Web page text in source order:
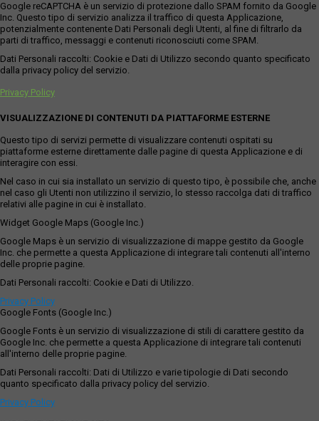
Google reCAPTCHA è un servizio di protezione dallo SPAM fornito da Google
Inc. Questo tipo di servizio analizza il traffico di questa Applicazione,
potenzialmente contenente Dati Personali degli Utenti, al fine di filtrarlo da
parti di traffico, messaggi e contenuti riconosciuti come SPAM.
Dati Personali raccolti: Cookie e Dati di Utilizzo secondo quanto specificato
dalla privacy policy del servizio.
Privacy Policy
VISUALIZZAZIONE DI CONTENUTI DA PIATTAFORME ESTERNE
Questo tipo di servizi permette di visualizzare contenuti ospitati su
piattaforme esterne direttamente dalle pagine di questa Applicazione e di
interagire con essi.
Nel caso in cui sia installato un servizio di questo tipo, è possibile che, anche
nel caso gli Utenti non utilizzino il servizio, lo stesso raccolga dati di traffico
relativi alle pagine in cui è installato.
Widget Google Maps (Google Inc.)
Google Maps è un servizio di visualizzazione di mappe gestito da Google
Inc. che permette a questa Applicazione di integrare tali contenuti all'interno
delle proprie pagine.
Dati Personali raccolti: Cookie e Dati di Utilizzo.
Privacy Policy
Google Fonts (Google Inc.)
Google Fonts è un servizio di visualizzazione di stili di carattere gestito da
Google Inc. che permette a questa Applicazione di integrare tali contenuti
all'interno delle proprie pagine.
Dati Personali raccolti: Dati di Utilizzo e varie tipologie di Dati secondo
quanto specificato dalla privacy policy del servizio.
Privacy Policy